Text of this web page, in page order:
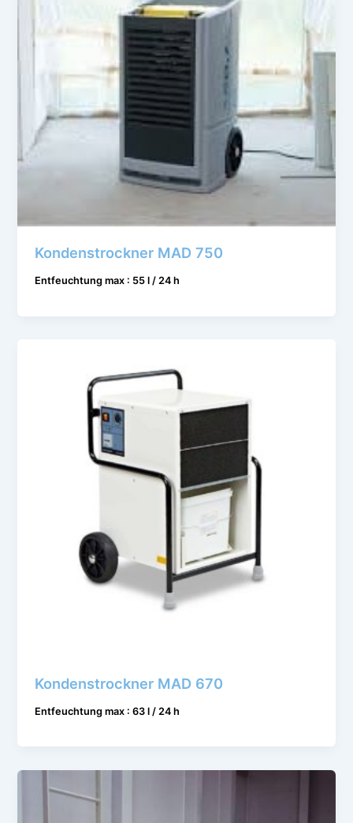
Kondenstrockner MAD 750
Entfeuchtung max : 55 l / 24 h
Kondenstrockner MAD 670
Entfeuchtung max : 63 l / 24 h